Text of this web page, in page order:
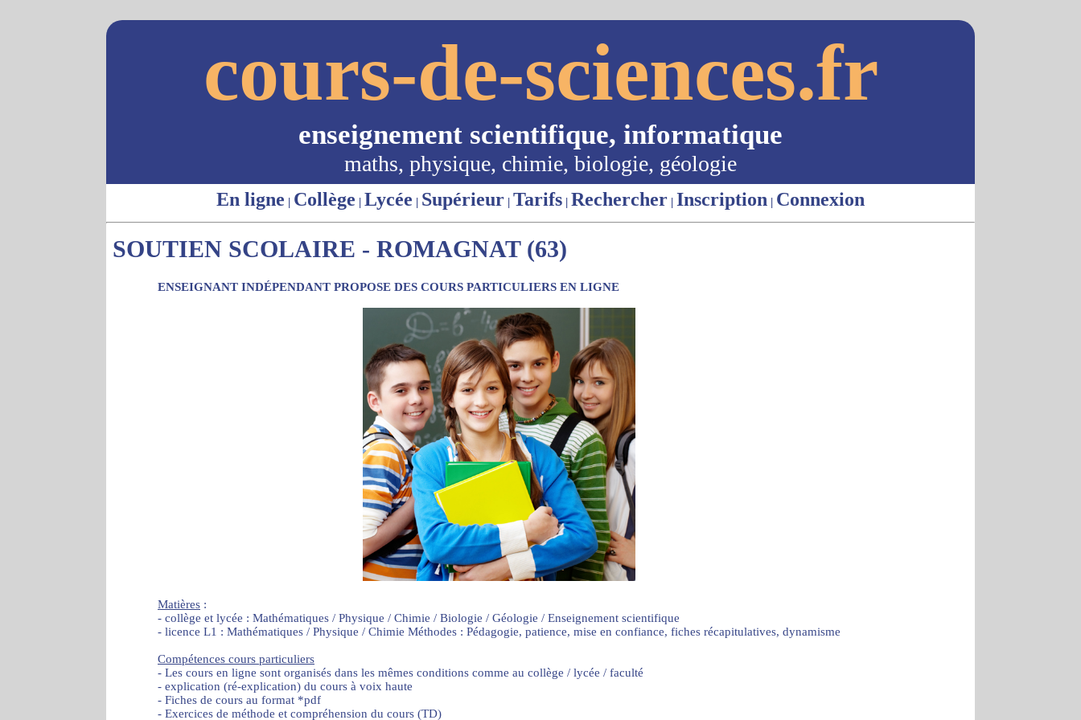
cours-de-sciences.fr
enseignement scientifique, informatique
maths, physique, chimie, biologie, géologie
En ligne | Collège | Lycée | Supérieur | Tarifs | Rechercher | Inscription | Connexion
SOUTIEN SCOLAIRE - ROMAGNAT (63)
ENSEIGNANT INDÉPENDANT PROPOSE DES COURS PARTICULIERS EN LIGNE
Matières :
- collège et lycée : Mathématiques / Physique / Chimie / Biologie / Géologie / Enseignement scientifique
- licence L1 : Mathématiques / Physique / Chimie Méthodes : Pédagogie, patience, mise en confiance, fiches récapitulatives, dynamisme
Compétences cours particuliers
- Les cours en ligne sont organisés dans les mêmes conditions comme au collège / lycée / faculté
- explication (ré-explication) du cours à voix haute
- Fiches de cours au format *pdf
- Exercices de méthode et compréhension du cours (TD)